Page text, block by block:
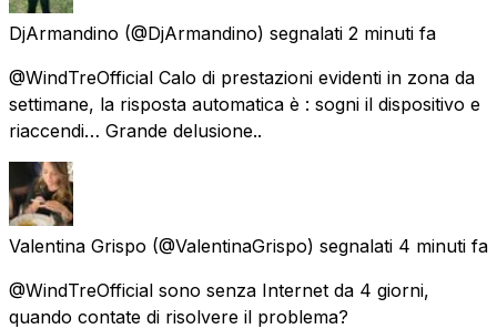
DjArmandino (@DjArmandino) segnalati 2 minuti fa
@WindTreOfficial Calo di prestazioni evidenti in zona da
settimane, la risposta automatica è : sogni il dispositivo e
riaccendi… Grande delusione..
Valentina Grispo (@ValentinaGrispo) segnalati 4 minuti fa
@WindTreOfficial sono senza Internet da 4 giorni,
quando contate di risolvere il problema?